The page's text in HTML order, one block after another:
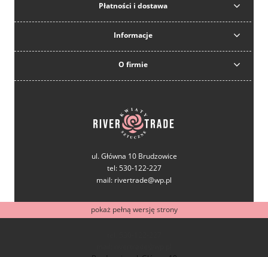
Płatności i dostawa
Informacje
O firmie
ul. Główna 10 Brudzowice
tel: 530-122-227
mail: rivertrade@wp.pl
pokaż pełną wersję strony